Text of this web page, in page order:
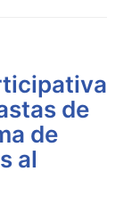
de
de
al